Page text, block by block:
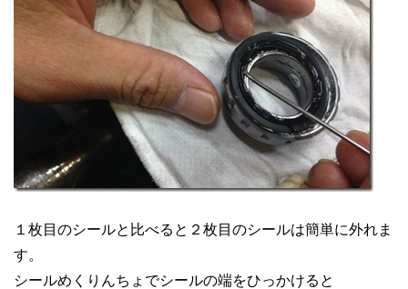
１枚目のシールと比べると２枚目のシールは簡単に外れま
す。
シールめくりんちょでシールの端をひっかけると